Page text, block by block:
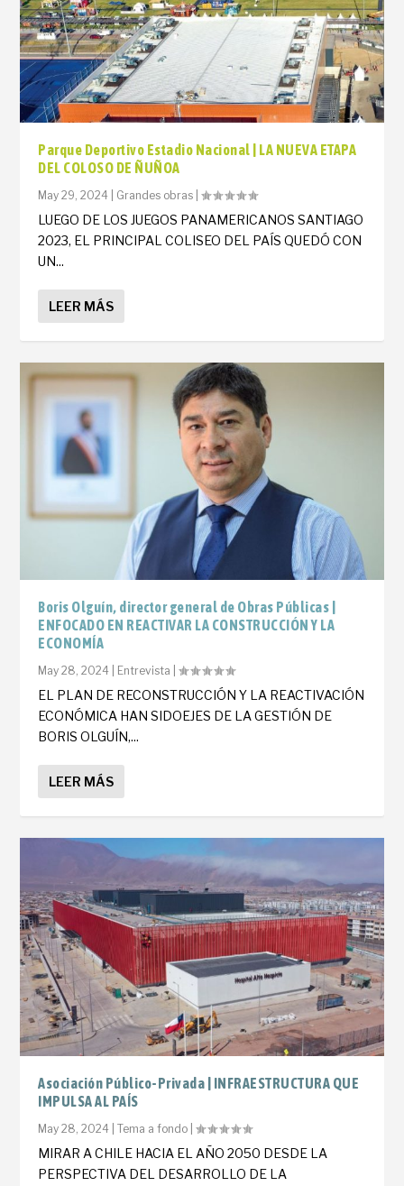
Parque Deportivo Estadio Nacional | LA NUEVA ETAPA
DEL COLOSO DE ÑUÑOA
May 29, 2024 Grandes obras |
LUEGO DE LOS JUEGOS PANAMERICANOS SANTIAGO
2023, EL PRINCIPAL COLISEO DEL PAÍS QUEDÓ CON
UN...
LEER MÁS
Boris Olguín, director general de Obras Públicas |
ENFOCADO EN REACTIVAR LA CONSTRUCCIÓN Y LA
ECONOMÍA
May 28, 2024 Entrevista |
EL PLAN DE RECONSTRUCCIÓN Y LA REACTIVACIÓN
ECONÓMICA HAN SIDOEJES DE LA GESTIÓN DE
BORIS OLGUÍN,...
LEER MÁS
Asociación Público-Privada | INFRAESTRUCTURA QUE
IMPULSA AL PAÍS
May 28, 2024 |Tema a fondo |
MIRAR A CHILE HACIA EL AÑO 2050 DESDE LA
PERSPECTIVA DEL DESARROLLO DE LA